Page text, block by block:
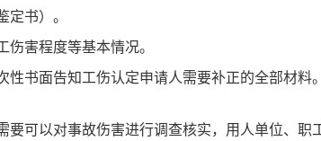
书）。
害程度等基本情况。
书面告知工伤认定申请人需要补正的全部材料
可以对事故伤害进行调查核实，用人单位、职